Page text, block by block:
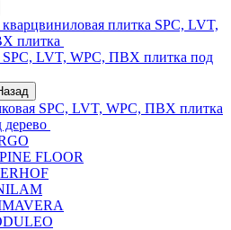
кварцвиниловая плитка SPC, LVT,
плитка
SPC, LVT, WPC, ПВХ плитка под
SPC, LVT, WPC, ПВХ плитка
дерево
FLOOR